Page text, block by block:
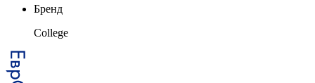
Бренд
College